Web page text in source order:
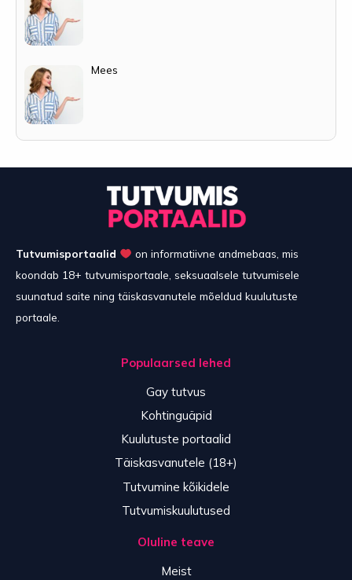
Mees
Tutvumisportaalid
on informatiivne andmebaas, mis
koondab 18+ tutvumisportaale, seksuaalsele tutvumisele
suunatud saite ning täiskasvanutele mõeldud kuulutuste
portaale.
Populaarsed lehed
Gay tutvus
Kohtinguäpid
Kuulutuste portaalid
Täiskasvanutele (18+)
Tutvumine kõikidele
Tutvumiskuulutused
Oluline teave
Meist